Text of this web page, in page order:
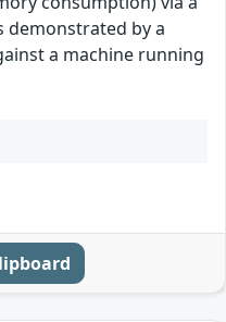
demonstrated by a
a machine running